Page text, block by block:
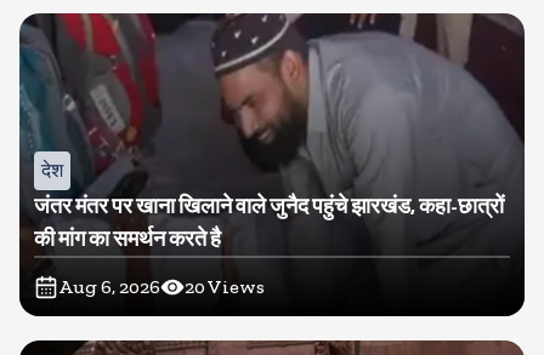
देश
जंतर मंतर पर खाना खिलाने वाले जुनैद पहुंचे झारखंड, कहा-छात्रों
की मांग का समर्थन करते है
Aug 6, 2026 20Views